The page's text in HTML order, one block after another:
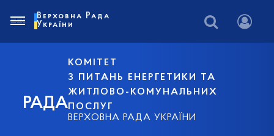
РАДА
КОМІТЕТ
З ПИТАНЬ ЕНЕРГЕТИКИ ТА
ЖИТЛОВО-КОМУНАЛЬНИХ
ПОСЛУГ
ВЕРХОВНА РАДА УКРАЇНИ
Верховна Рада
України